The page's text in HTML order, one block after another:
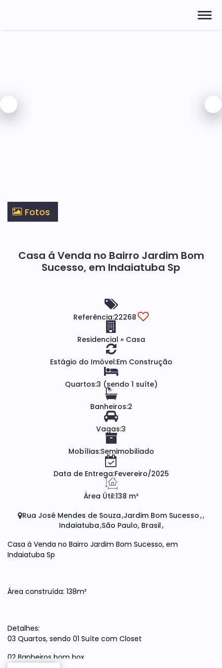
Fotos
Casa á Venda no Bairro Jardim Bom
Sucesso, em Indaiatuba Sp
Referência:22268
Residencial » Casa
Estágio do Imóvel:Em Construção
Quartos:3 (sendo 1 suíte)
Banheiros:2
Vagas:3
Mobílias:Semimobiliado
Data de Entrega:Fevereiro/2025
Área Útil:138 m²
Rua José Mendes de Souza Jardim Bom Sucesso
Indaiatuba São Paulo, Brasil
Casa á Venda no Bairro Jardim Bom Sucesso, em
Indaiatuba Sp
Área construída: 138m²
Detalhes:
03 Quartos, sendo 01 Suíte com Closet
02 Banheiros bom box